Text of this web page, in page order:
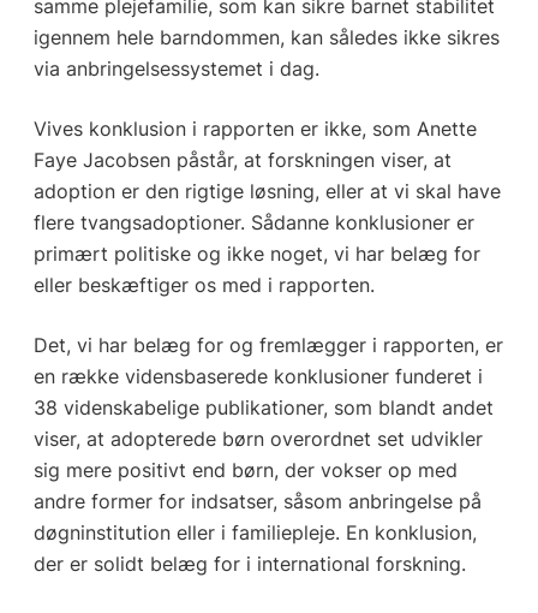
samme plejefamilie, som kan sikre barnet stabilitet
igennem hele barndommen, kan således ikke sikres
via anbringelsessystemet i dag.
Vives konklusion i rapporten er ikke, som Anette
Faye Jacobsen påstår, at forskningen viser, at
adoption er den rigtige løsning, eller at vi skal have
flere tvangsadoptioner. Sådanne konklusioner er
primært politiske og ikke noget, vi har belæg for
eller beskæftiger os med i rapporten.
Det, vi har belæg for og fremlægger i rapporten, er
en række vidensbaserede konklusioner funderet i
38 videnskabelige publikationer, som blandt andet
viser, at adopterede børn overordnet set udvikler
sig mere positivt end børn, der vokser op med
andre former for indsatser, såsom anbringelse på
døgninstitution eller i familiepleje. En konklusion,
der er solidt belæg for i international forskning.